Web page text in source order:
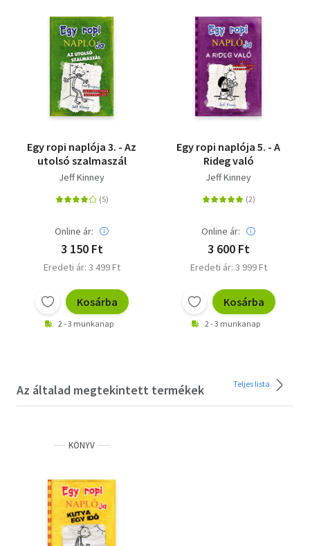
Egy ropi naplója 3. - Az
utolsó szalmaszál
Jeff Kinney
Online ár:
3 150 Ft
Eredeti ár: 3 499 Ft
Kosárba
2 - 3 munkanap
Egy ropi naplója 5. - A
Rideg való
Jeff Kinney
Online ár:
3 600 Ft
Eredeti ár: 3 999 Ft
Kosárba
2 - 3 munkanap
Az általad megtekintett termékek Teljes lista
KÖNYV